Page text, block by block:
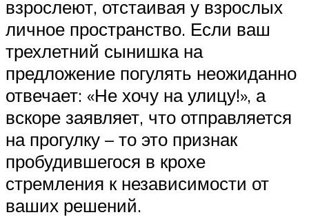
взрослеют, отстаивая у взрослых
личное пространство. Если ваш
трехлетний сынишка на
предложение погулять неожиданно
отвечает: «Не хочу на улицу!», а
вскоре заявляет, что отправляется
на прогулку – то это признак
пробудившегося в крохе
стремления к независимости от
ваших решений.